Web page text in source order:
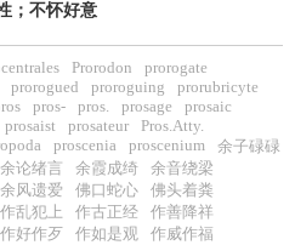
；不怀好意
Prorodon
prorogate
prorogued proroguing
prorubricyte
pros- pros. prosage
prosaic
prosaist prosateur
Pros.Atty.
proscenia proscenium
余子碌碌
余论绪言 余霞成绮
余音绕梁
余风遗爱 佛口蛇心
佛头着粪
作乱犯上 作古正经
作善降祥
作好作歹 作如是观
作威作福